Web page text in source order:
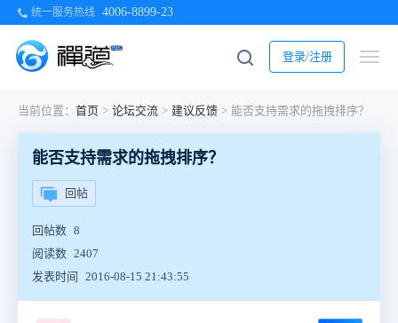
统一服务热线 4006-8899-23
登录/注册
当前位置： 首页 > 论坛交流 > 建议反馈 > 能否支持需求的拖拽排序？
能否支持需求的拖拽排序？
回帖
回帖数 8
阅读数 2407
发表时间
2016-08-15 21:43:55